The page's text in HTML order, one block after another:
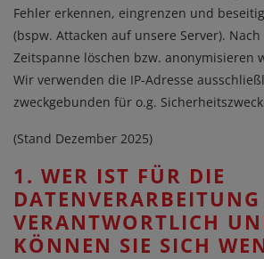
Fehler erkennen, eingrenzen und
(bspw. Attacken auf unsere Server).
Zeitspanne löschen bzw. anonymisieren
Wir verwenden die IP-Adresse
zweckgebunden für o.g.
(Stand Dezember 2025)
1. WER IST FÜR DIE
DATENVERARBEITUNG
VERANTWORTLICH
KÖNNEN SIE SICH